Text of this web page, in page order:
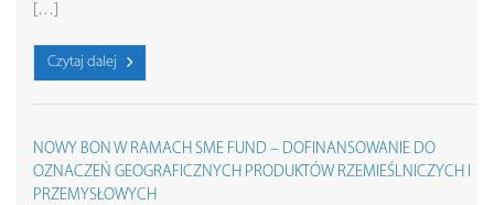
[…]
Czytaj dalej
NOWY BON W RAMACH SME FUND – DOFINANSOWANIE DO
OZNACZEŃ GEOGRAFICZNYCH PRODUKTÓW RZEMIEŚLNICZYCH I
PRZEMYSŁOWYCH